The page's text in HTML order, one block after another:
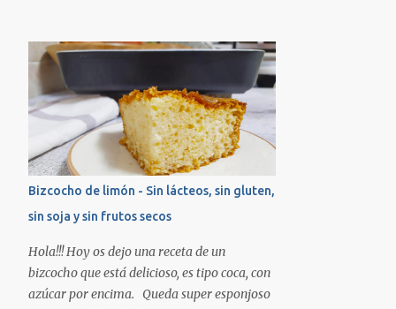
aprox hasta que al pinchar con un palillo
salga limpio. ¿Os guardo un trozo? Besos!!!!
hemos saltado, ya que sus hermanos la
única manera que han llegado a tolerarlo ha
sido horneado (en el caso de Adrián tras una
desensibilicación lo tolera cocinado)
directamente vamos a probar un primer
contacto con éstas magdalenas que llevan
huevo. No quiere decir que vosotros lo
tengáis que hacer así, siempre seguid las
indicaciones de vuestro pediatra/alergólogo.
INGREDIENTES: -2 plátanos grandes bien
maduros -2 huevos grandes (talla L) de
gallinas felices :) *En el caso de no poder
Bizcocho de limón - Sin lácteos, sin gluten,
sin soja y sin frutos secos
Hola!!! Hoy os dejo una receta de un
bizcocho que está delicioso, es tipo coca, con
azúcar por encima. Queda super esponjoso